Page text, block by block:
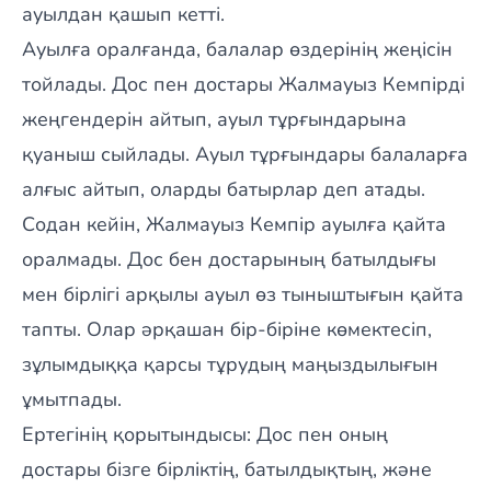
ауылдан қашып кетті.
Ауылға оралғанда, балалар өздерінің жеңісін
тойлады. Дос пен достары Жалмауыз Кемпірді
жеңгендерін айтып, ауыл тұрғындарына
қуаныш сыйлады. Ауыл тұрғындары балаларға
алғыс айтып, оларды батырлар деп атады.
Содан кейін, Жалмауыз Кемпір ауылға қайта
оралмады. Дос бен достарының батылдығы
мен бірлігі арқылы ауыл өз тыныштығын қайта
тапты. Олар әрқашан бір-біріне көмектесіп,
зұлымдыққа қарсы тұрудың маңыздылығын
ұмытпады.
Ертегінің қорытындысы: Дос пен оның
достары бізге бірліктің, батылдықтың, және